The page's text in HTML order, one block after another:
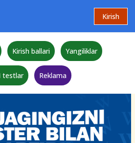
Kirish
Kirish ballari Yangiliklar
testlar Reklama